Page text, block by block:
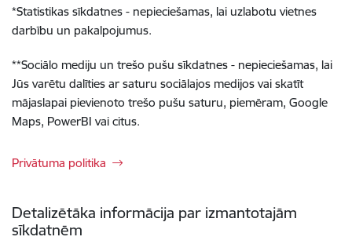
*Statistikas sīkdatnes - nepieciešamas, lai uzlabotu vietnes
darbību un pakalpojumus.
**Sociālo mediju un trešo pušu sīkdatnes - nepieciešamas, lai
Jūs varētu dalīties ar saturu sociālajos medijos vai skatīt
mājaslapai pievienoto trešo pušu saturu, piemēram, Google
Maps, PowerBI vai citus.
Privātuma politika
Detalizētāka informācija par izmantotajām
sīkdatnēm